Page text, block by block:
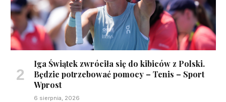
Iga Świątek zwróciła się do kibiców z Polski.
Będzie potrzebować pomocy – Tenis – Sport
Wprost
6 sierpnia, 2026